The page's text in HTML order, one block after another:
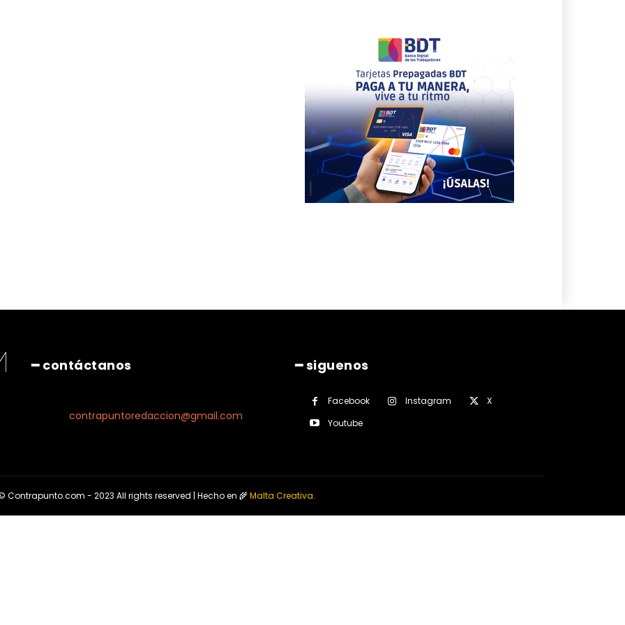
━ contáctanos
contrapuntoredaccion@gmail.com
━ siguenos
Facebook Instagram
X
Youtube
Contrapunto.com - 2023 All rights reserved | Hecho en 🌾Malta Creativa.